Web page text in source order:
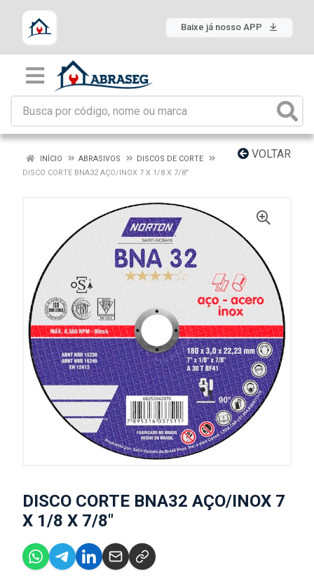
Baixe já nosso APP
VOLTAR
INÍCIO ABRASIVOS
DISCOS DE CORTE
DISCO CORTE BNA32 AÇO/INOX 7 X 1/8 X 7/8"
DISCO CORTE BNA32 AÇO/INOX 7
X 1/8 X 7/8"